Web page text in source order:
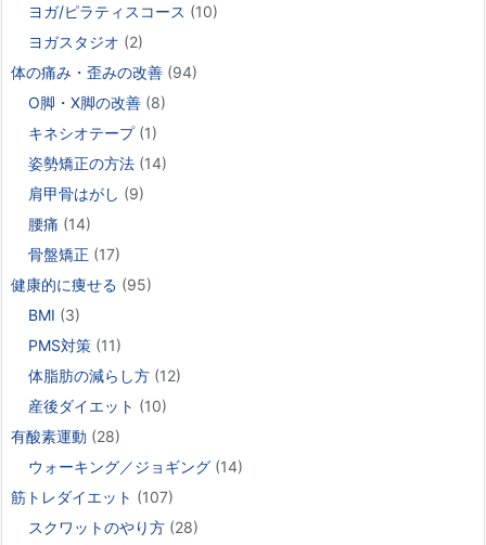
ヨガ/ピラティスコース (10)
ヨガスタジオ (2)
体の痛み・歪みの改善 (94)
O脚・X脚の改善 (8)
キネシオテープ(1)
姿勢矯正の方法 (14)
肩甲骨はがし (9)
腰痛 (14)
骨盤矯正 (17)
健康的に痩せる (95)
BMI (3)
PMS対策 (11)
体脂肪の減らし方 (12)
産後ダイエット (10)
有酸素運動 (28)
ウォーキング／ジョギング (14)
筋トレダイエット (107)
スクワットのやり方 (28)